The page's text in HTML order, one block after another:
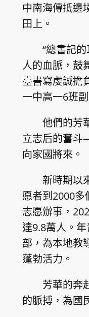
中南海傳抵邊
田上。
“總書記
人的血脈，鼓
臺書寫虔誠擔
一中高一6班
他們的芳
立志后的奮
向家國將來。
新時期以
愿者到2000多
志愿辦事，
達9.8萬人。
部，為本地教
蓬勃活力。
芳華的奔
的脈搏，為國